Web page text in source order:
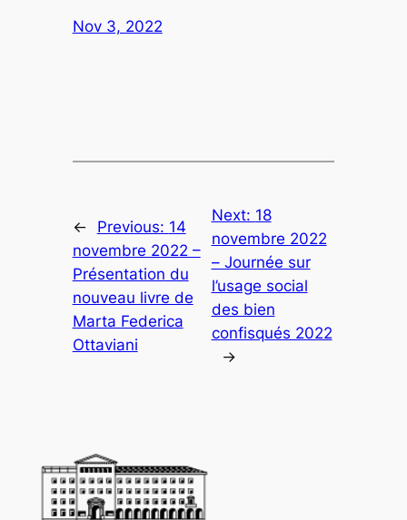
Nov 3, 2022
← Previous: 14
novembre 2022 –
Présentation du
nouveau livre de
Marta Federica
Ottaviani
Next: 18
novembre 2022
– Journée sur
l’usage social
des bien
confisqués 2022
→